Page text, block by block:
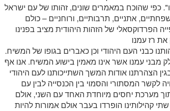
כפי שהוכח במאמרים שונים, זהותו של עם ישראל
אתניים, תרבותיים, ורוחניים – כולם
הפרדוקסאלי של הזהות היהודית מציב בפנינו
כבני העם היהודי וכן כאברים בגופו של המשיח.
מבני עמנו אשר אינו מאמין בישוע המשיח. אנו אף
לקשר המסתורי והסמוי בין הכנסייה לבין עם
מערכת יחסים מיוחדת האחד עם השני, אולם
קהילותינו הופרדו בעבר אולם אמורות להיות